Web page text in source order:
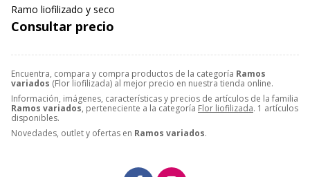
Encuentra, compara y compra productos de la categoría Ramos
variados (Flor liofilizada) al mejor precio en nuestra tienda online.
Información, imágenes, características y precios de artículos de la familia
Ramos variados, perteneciente a la categoría Flor liofilizada. 1 artículos
disponibles.
Novedades, outlet y ofertas en Ramos variados.
Ramo liofilizado y seco
Consultar precio